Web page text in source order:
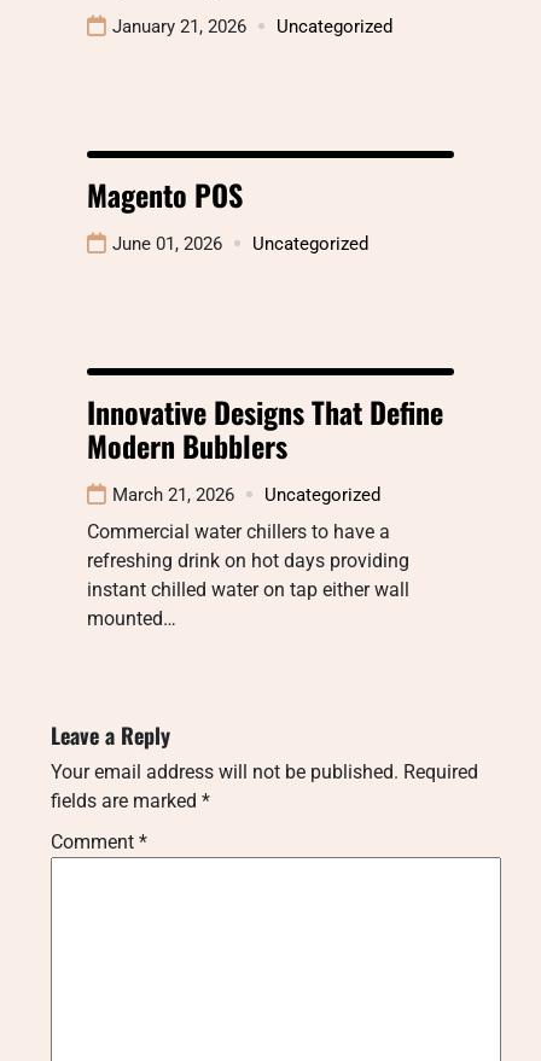
January 21, 2026 Uncategorized
Magento POS
June 01, 2026 Uncategorized
Innovative Designs That Define
Modern Bubblers
March 21, 2026 Uncategorized
Commercial water chillers to have a
refreshing drink on hot days providing
instant chilled water on tap either wall
mounted…
Leave a Reply
Your email address will not be published. Required
fields are marked *
Comment *